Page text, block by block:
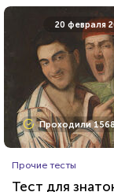
20 февраля
Проходили
Прочие тесты
Тест для